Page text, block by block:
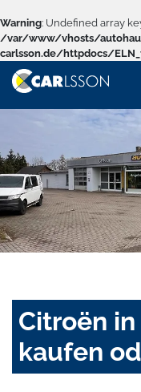
Warning: Undefined array
/var/www/vhosts/
carlsson.de/httpdocs/
Citroën
kaufen